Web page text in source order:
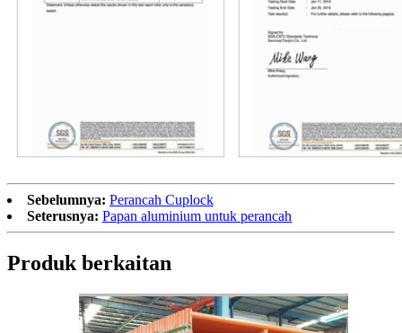
Sebelumnya: Perancah Cuplock
Seterusnya: Papan aluminium untuk perancah
Produk berkaitan